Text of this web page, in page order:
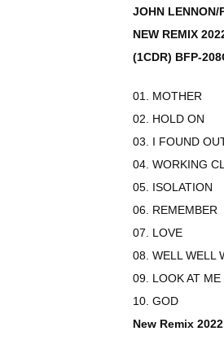
JOHN LENNON/
NEW REMIX
(1CDR) BFP-
01. MOTHER
02. HOLD ON
03. I FOUND
04. WORKING
05. ISOLATION
06. REMEMBER
07. LOVE
08. WELL WELL
09. LOOK AT ME
10. GOD
New Remix